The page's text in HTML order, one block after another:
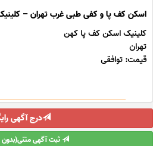
اسکن کف پا و کفی طبی غرب تهران –
کلینیک اسکن کف پا کهن
تهران
قیمت: توافقی
درج آگهی
ثبت آگهی